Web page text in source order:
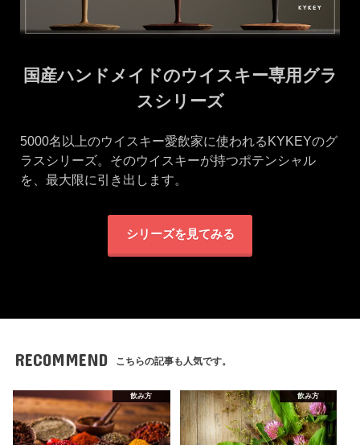
国産ハンドメイドのウイスキー専用グラ
スシリーズ
5000名以上のウイスキー愛飲家に使われるKYKEYのグ
ラスシリーズ。そのウイスキーが持つポテンシャル
を、最大限に引き出します。
シリーズを見てみる
RECOMMEND こちらの記事も人気です。
飲み方 飲み方